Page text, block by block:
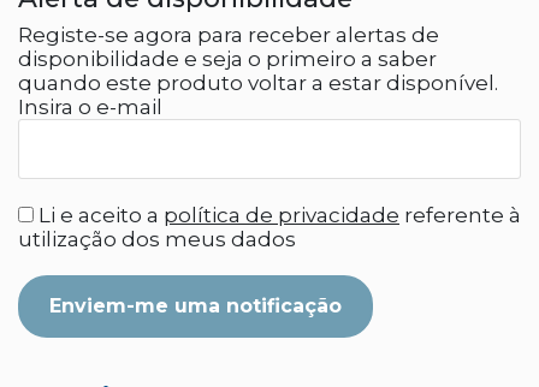
Registe-se agora para receber alertas de
disponibilidade e seja o primeiro a saber
quando este produto voltar a estar disponível.
Insira o e-mail
Li e aceito a política de privacidade referente à
utilização dos meus dados
Enviem-me uma notificação